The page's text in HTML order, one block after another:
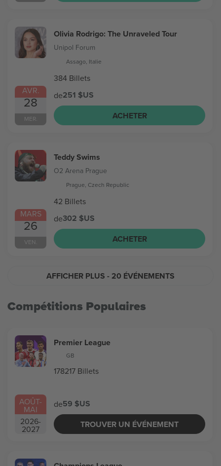
AVR.
28
MER.
Olivia Rodrigo: The Unraveled Tour
Unipol Forum
Assago, Italie
384 Billets
de251 $US
ACHETER
MARS
26
VEN.
Teddy Swims
O2 Arena Prague
Prague, Czech Republic
42 Billets
de302 $US
ACHETER
AFFICHER PLUS - 20 ÉVÉNEMENTS
Compétitions Populaires
AOÛT-
MAI
2026-
2027
Premier League
GB
178217 Billets
de59 $US
TROUVER UN ÉVÉNEMENT